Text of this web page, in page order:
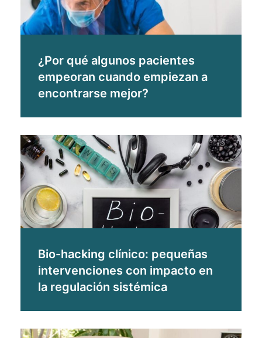
¿Por qué algunos pacientes
empeoran cuando empiezan a
encontrarse mejor?
Bio-hacking clínico: pequeñas
intervenciones con impacto en
la regulación sistémica